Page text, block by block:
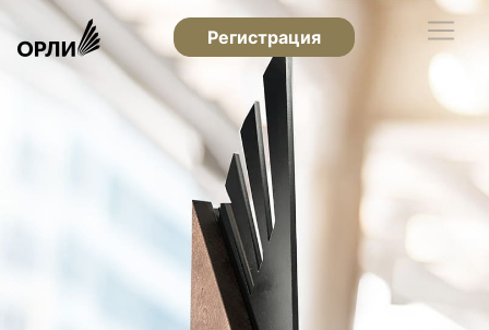
Регистрация